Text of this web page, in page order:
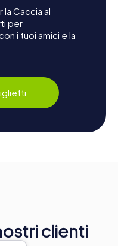
Caccia al
per
i tuoi amici e la
clienti